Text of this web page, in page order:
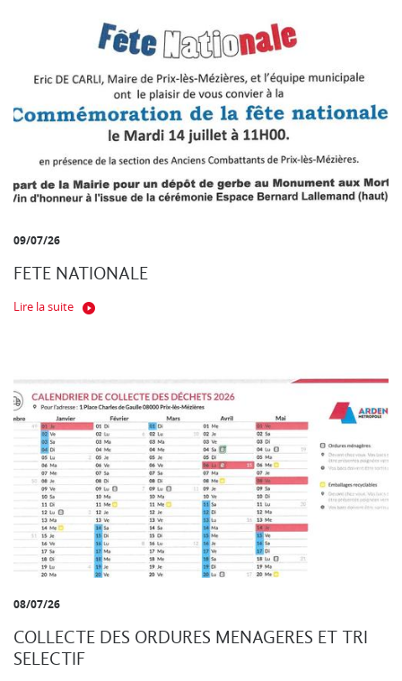
09/07/26
FETE NATIONALE
Lire la suite
08/07/26
COLLECTE DES ORDURES MENAGERES ET TRI
SELECTIF